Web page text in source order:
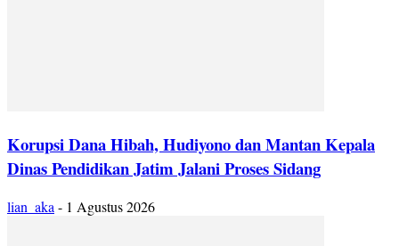
Korupsi Dana Hibah, Hudiyono dan Mantan Kepala
Dinas Pendidikan Jatim Jalani Proses Sidang
lian_aka - 1 Agustus 2026